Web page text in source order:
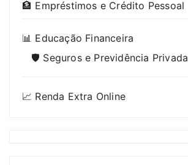
🏦 Empréstimos e Crédito Pessoal
📊 Educação Financeira
🛡️ Seguros e Previdência Privada
📈 Renda Extra Online